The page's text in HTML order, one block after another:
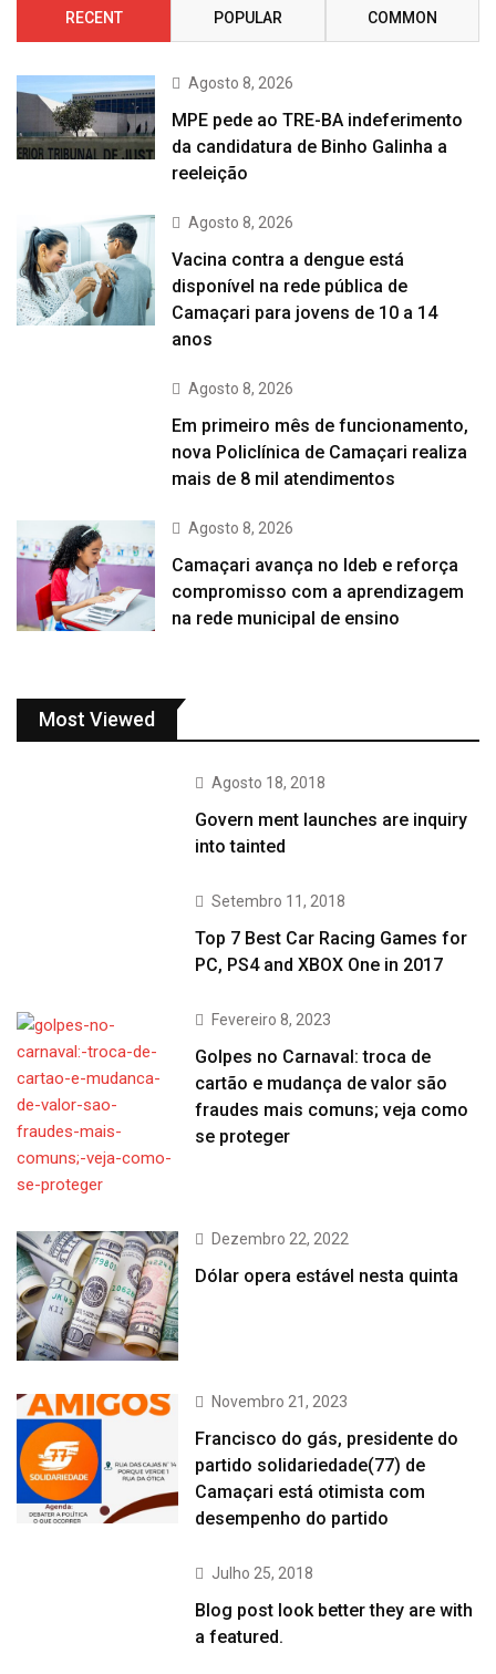
RECENT POPULAR COMMON
Agosto 8, 2026
MPE pede ao TRE-BA indeferimento
da candidatura de Binho Galinha a
reeleição
Agosto 8, 2026
Vacina contra a dengue está
disponível na rede pública de
Camaçari para jovens de 10 a 14
anos
Agosto 8, 2026
Em primeiro mês de funcionamento,
nova Policlínica de Camaçari realiza
mais de 8 mil atendimentos
Agosto 8, 2026
Camaçari avança no Ideb e reforça
compromisso com a aprendizagem
na rede municipal de ensino
Most Viewed
Agosto 18, 2018
Govern ment launches are inquiry
into tainted
Setembro 11, 2018
Top 7 Best Car Racing Games for
PC, PS4 and XBOX One in 2017
Fevereiro 8, 2023
Golpes no Carnaval: troca de
cartão e mudança de valor são
fraudes mais comuns; veja como
se proteger
Dezembro 22, 2022
Dólar opera estável nesta quinta
Novembro 21, 2023
Francisco do gás, presidente do
partido solidariedade(77) de
Camaçari está otimista com
desempenho do partido
Julho 25, 2018
Blog post look better they are with
a featured.